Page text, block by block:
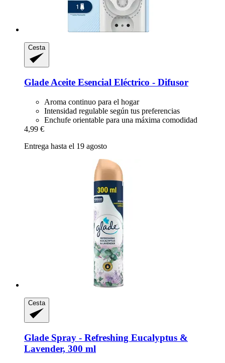
Cesta
Glade Aceite Esencial Eléctrico -​ Difusor
Aroma continuo para el hogar
Intensidad regulable según tus preferencias
Enchufe orientable para una máxima comodidad
4,99 €
Entrega hasta el 19 agosto
Cesta
Glade Spray -​ Refreshing Eucalyptus &
Lavender, 300 ml